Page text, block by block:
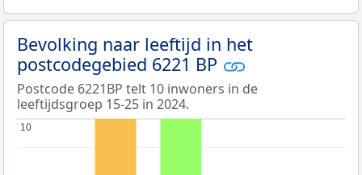
Bevolking naar leeftijd in het
postcodegebied 6221 BP
Postcode 6221BP telt 10 inwoners in de
leeftijdsgroep 15-25 in 2024.
10
10